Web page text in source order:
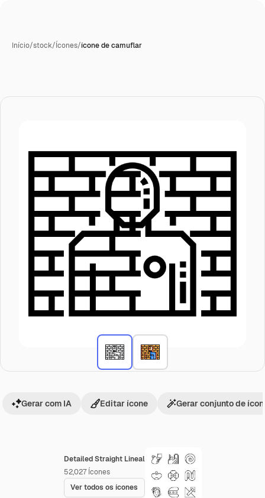
Início/stock/Ícones/ícone de camuflar
Detailed Straight Lineal
52,027 Ícones
Ver todos os ícones
Gerar com IA Editar ícone Gerar conjunto de